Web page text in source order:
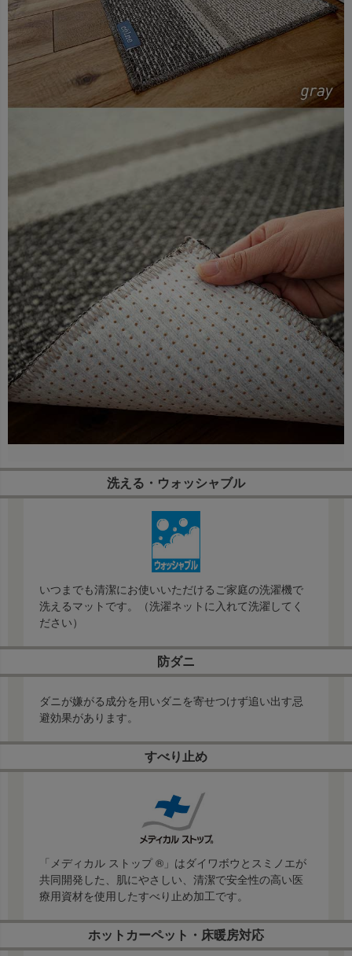
洗える・ウォッシャブル
いつまでも清潔にお使いいただけるご家庭の洗濯機で
洗えるマットです。（洗濯ネットに入れて洗濯してく
ださい）
防ダニ
ダニが嫌がる成分を用いダニを寄せつけず追い出す忌
避効果があります。
すべり止め
「メディカル ストップ ®」はダイワボウとスミノエが
共同開発した、肌にやさしい、清潔で安全性の高い医
療用資材を使用したすべり止め加工です。
ホットカーペット・床暖房対応